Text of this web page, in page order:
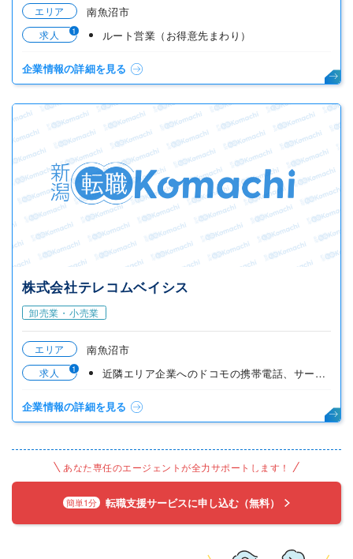
エリア 南魚沼市
求人 1 ルート営業（お得意先まわり）
企業情報の詳細を見る
株式会社テレコムベイシス
卸売業・小売業
エリア 南魚沼市
求人 1 近隣エリア企業へのドコモの携帯電話、サービスの営業
企業情報の詳細を見る
あなた専任のエージェントが全力サポートします！
簡単1分 転職支援サービスに申し込む（無料）